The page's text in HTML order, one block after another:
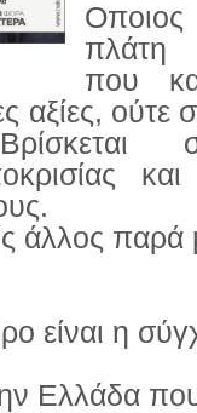
πλάτη
που
αξίες, ούτε
άλλος παρά
είναι η
Ελλάδα που